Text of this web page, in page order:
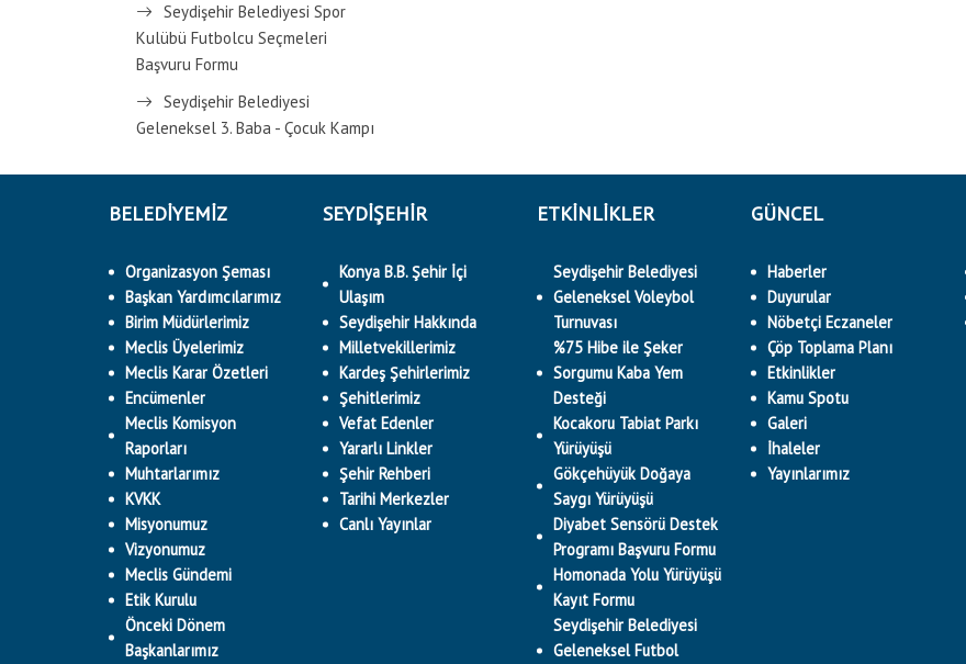
Seydişehir Belediyesi Spor
Kulübü Futbolcu Seçmeleri
Başvuru Formu
Seydişehir Belediyesi
Geleneksel 3. Baba - Çocuk Kampı
BELEDİYEMİZ
Organizasyon Şeması
Başkan Yardımcılarımız
Birim Müdürlerimiz
Meclis Üyelerimiz
Meclis Karar Özetleri
Encümenler
Meclis Komisyon
Raporları
Muhtarlarımız
KVKK
Misyonumuz
Vizyonumuz
Meclis Gündemi
Etik Kurulu
Önceki Dönem
Başkanlarımız
SEYDİŞEHİR
Konya B.B. Şehir İçi
Ulaşım
Seydişehir Hakkında
Milletvekillerimiz
Kardeş Şehirlerimiz
Şehitlerimiz
Vefat Edenler
Yararlı Linkler
Şehir Rehberi
Tarihi Merkezler
Canlı Yayınlar
ETKINLIKLER
Seydişehir Belediyesi
Geleneksel Voleybol
Turnuvası
%75 Hibe ile Şeker
Sorgumu Kaba Yem
Desteği
Kocakoru Tabiat Parkı
Yürüyüşü
Gökçehüyük Doğaya
Saygı Yürüyüşü
Diyabet Sensörü Destek
Programı Başvuru Formu
Homonada Yolu Yürüyüşü
Kayıt Formu
Seydişehir Belediyesi
Geleneksel Futbol
GÜNCEL
Haberler
Duyurular
Nöbetçi Eczaneler
Çöp Toplama Planı
Etkinlikler
Kamu Spotu
Galeri
İhaleler
Yayınlarımız